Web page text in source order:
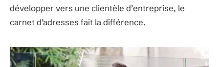
développer vers une clientèle d’entreprise, le
carnet d’adresses fait la différence.